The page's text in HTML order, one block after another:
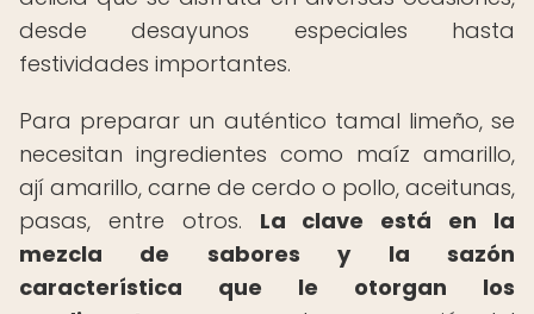
desde desayunos especiales hasta
festividades importantes.
Para preparar un auténtico tamal limeño, se
necesitan ingredientes como maíz amarillo,
ají amarillo, carne de cerdo o pollo, aceitunas,
pasas, entre otros. La clave está en la
mezcla de sabores y la sazón
característica que le otorgan los